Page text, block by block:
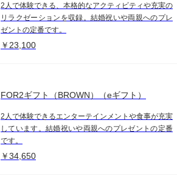
2人で体験できる、本格的なアクティビティや充実の
リラクゼーションを収録。結婚祝いや両親へのプレ
ゼントの定番です。
￥23,100
FOR2ギフト（BROWN）（eギフト）
2人で体験できるエンターテインメントや食事が充実
しています。結婚祝いや両親へのプレゼントの定番
です。
￥34,650